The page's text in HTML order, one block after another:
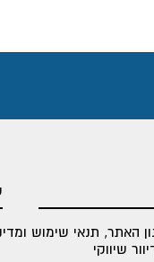
האתר, תנאי שימוש
שיווקי